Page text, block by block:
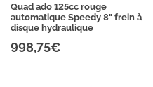
Quad ado 125cc rouge
automatique Speedy 8" frein à
disque hydraulique
998,75€